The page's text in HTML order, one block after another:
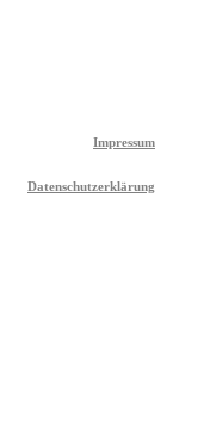
Impressum
Datenschutzerklärung